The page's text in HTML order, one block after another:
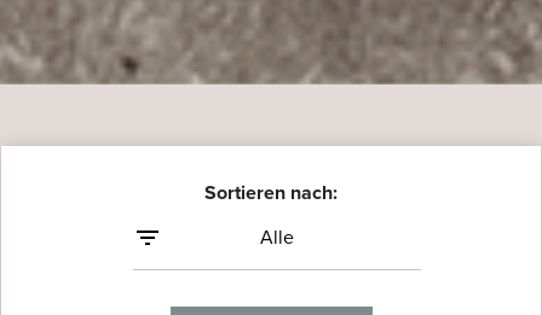
Sortieren nach: